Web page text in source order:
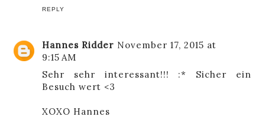
REPLY
Hannes Ridder November 17, 2015 at
9:15 AM
Sehr sehr interessant!!! :* Sicher ein
Besuch wert <3
XOXO Hannes